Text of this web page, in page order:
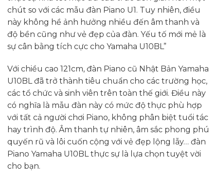
chút so với các mẫu đàn Piano U1. Tuy nhiên, điều
này không hề ảnh hưởng nhiều đến âm thanh và
độ bền cũng như vẻ đẹp của đàn. Yếu tố mới mẻ là
sự cân bằng tích cực cho Yamaha U10BL”
Với chiều cao 121cm, đàn Piano cũ Nhật Bản Yamaha
U10BL đã trở thành tiêu chuẩn cho các trường học,
các tổ chức và sinh viên trên toàn thế giới. Điều này
có nghĩa là mẫu đàn này có mức độ thực phù hợp
với tất cả người chơi Piano, không phân biệt tuổi tác
hay trình độ. Âm thanh tự nhiên, âm sắc phong phú
quyến rũ và lôi cuốn cộng với vẻ đẹp lộng lẫy… đàn
Piano Yamaha U10BL thực sự là lựa chọn tuyệt vời
cho bạn.